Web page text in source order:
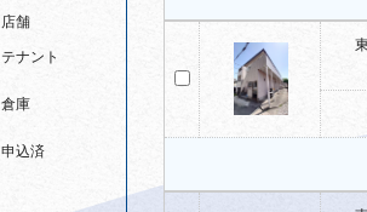
店舗
テナント
倉庫
申込済